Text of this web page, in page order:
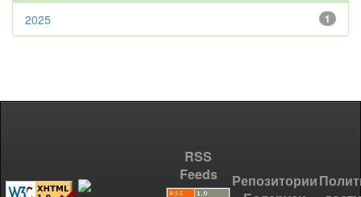
1
2025
RSS
Feeds
Репозитории